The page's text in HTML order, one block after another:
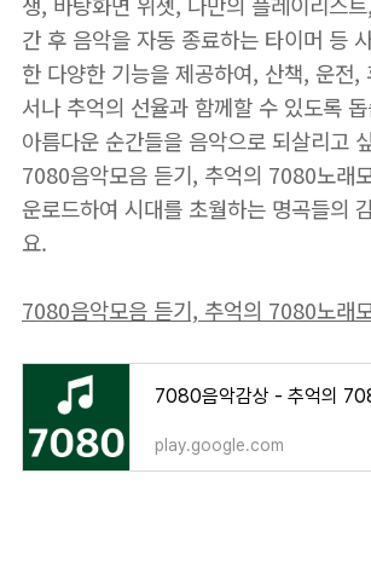
간 후 음악을 자동 종료하는 타이머 등
한 다양한 기능을 제공하여, 산책, 운전,
서나 추억의 선율과 함께할 수 있도록
아름다운 순간들을 음악으로 되살리고
7080음악모음 듣기, 추억의 7080노래
운로드하여 시대를 초월하는 명곡들의
요.
7080음악모음 듣기, 추억의 7080노래
play.google.com